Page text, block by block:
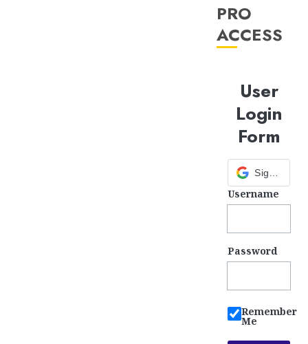
PRO
ACCESS
User
Login
Form
Username
Password
Remember
Me